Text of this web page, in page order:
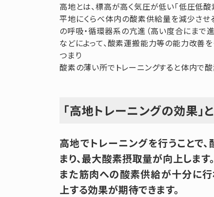
高地とは、標高が高く気圧が低い「低圧低酸
平地にくらべ体内の酸素供給量を減少させ
の呼吸・循環器系の亢進（高い度合にまで
などによって、酸素運搬能力等の能力改善を
つまり
酸素の薄い所でトレーニングすると体内で
「高地トレーニングの効果」
高地でトレーニングを行うことで
まり、最大酸素摂取量が向上します。
また筋肉への酸素供給が十分に
上する効果が期待できます。